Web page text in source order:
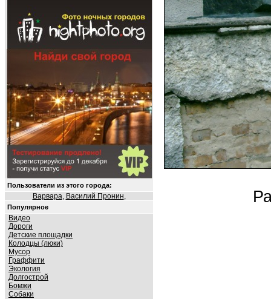
Пользователи из этого города:
Варвара, Василий Пронин,
Популярное
Видео
Дороги
Детские площадки
Колодцы (люки)
Мусор
Граффити
Экология
Долгострой
Бомжи
Собаки